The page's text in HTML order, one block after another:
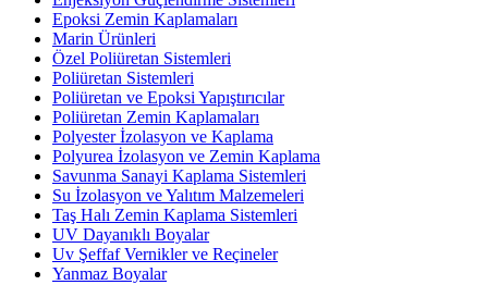
Epoksi Zemin Kaplamaları
Marin Ürünleri
Özel Poliüretan Sistemleri
Poliüretan Sistemleri
Poliüretan ve Epoksi Yapıştırıcılar
Poliüretan Zemin Kaplamaları
Polyester İzolasyon ve Kaplama
Polyurea İzolasyon ve Zemin Kaplama
Savunma Sanayi Kaplama Sistemleri
Su İzolasyon ve Yalıtım Malzemeleri
Taş Halı Zemin Kaplama Sistemleri
UV Dayanıklı Boyalar
Uv Şeffaf Vernikler ve Reçineler
Yanmaz Boyalar